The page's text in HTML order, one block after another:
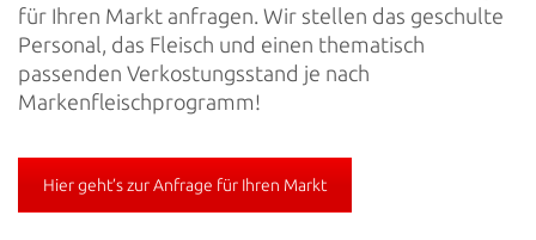
für Ihren Markt anfragen. Wir stellen das geschulte
Personal, das Fleisch und einen thematisch
passenden Verkostungsstand je nach
Markenfleischprogramm!
Hier geht’s zur Anfrage für Ihren Markt